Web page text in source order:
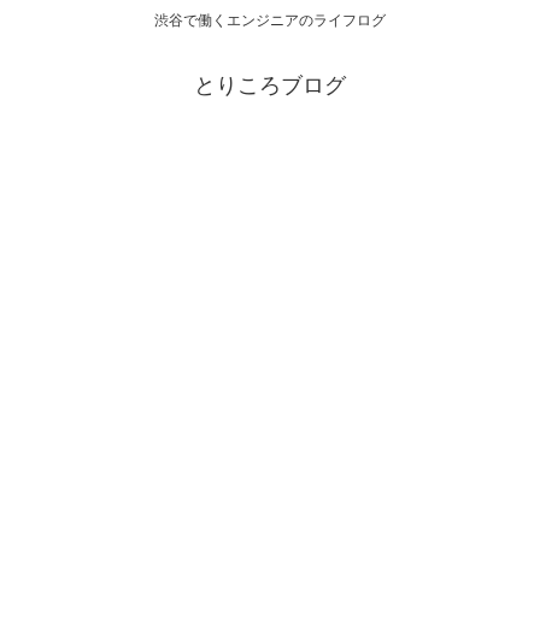
渋谷で働くエンジニアのライフログ
とりころブログ